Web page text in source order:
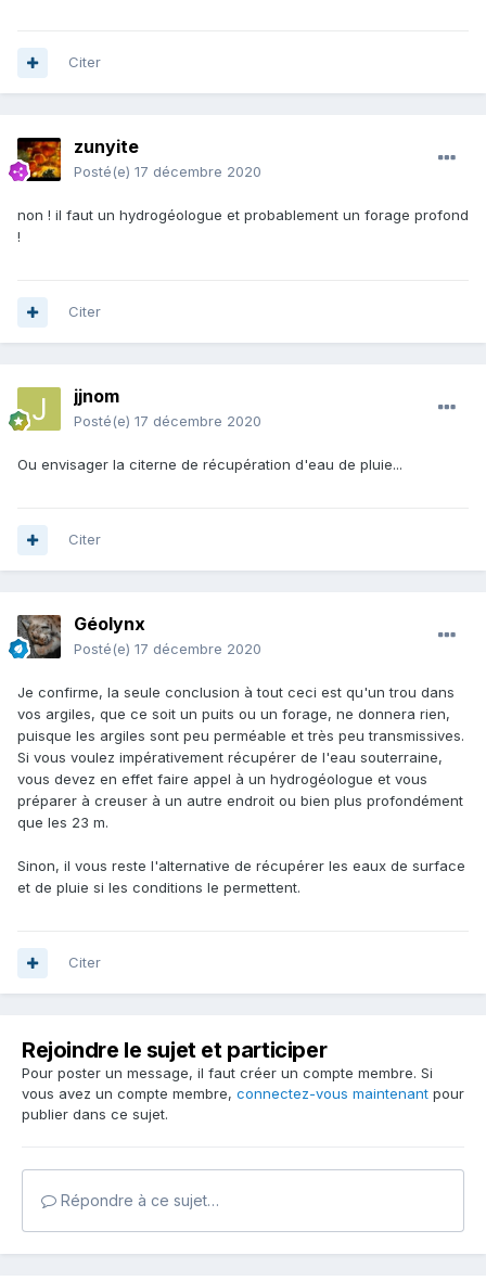
Citer
zunyite
Posté(e) 17 décembre 2020
non ! il faut un hydrogéologue et probablement un forage profond
!
Citer
jjnom
Posté(e) 17 décembre 2020
Ou envisager la citerne de récupération d'eau de pluie...
Citer
Géolynx
Posté(e) 17 décembre 2020
Je confirme, la seule conclusion à tout ceci est qu'un trou dans
vos argiles, que ce soit un puits ou un forage, ne donnera rien,
puisque les argiles sont peu perméable et très peu transmissives.
Si vous voulez impérativement récupérer de l'eau souterraine,
vous devez en effet faire appel à un hydrogéologue et vous
préparer à creuser à un autre endroit ou bien plus profondément
que les 23 m.
Sinon, il vous reste l'alternative de récupérer les eaux de surface
et de pluie si les conditions le permettent.
Citer
Rejoindre le sujet et participer
Pour poster un message, il faut créer un compte membre. Si
vous avez un compte membre, connectez-vous maintenant pour
publier dans ce sujet.
Répondre à ce sujet…